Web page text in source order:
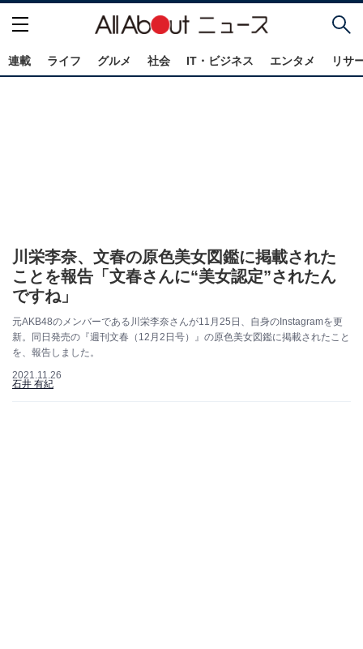
連載 ライフ グルメ 社会 IT・ビジネス エンタメ リサ
川栄李奈、文春の原色美女図鑑に掲載された
ことを報告「文春さんに“美女認定”されたん
ですね」
元AKB48のメンバーである川栄李奈さんが11月25日、自身のInstagramを更
新。同日発売の『週刊文春（12月2日号）』の原色美女図鑑に掲載されたこと
を、報告しました。
2021.11.26
石井 有紀